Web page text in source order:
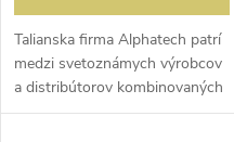
Talianska firma Alphatech patrí
medzi svetoznámych výrobcov
a distribútorov kombinovaných
pecí a konvektomatov, ktoré sú